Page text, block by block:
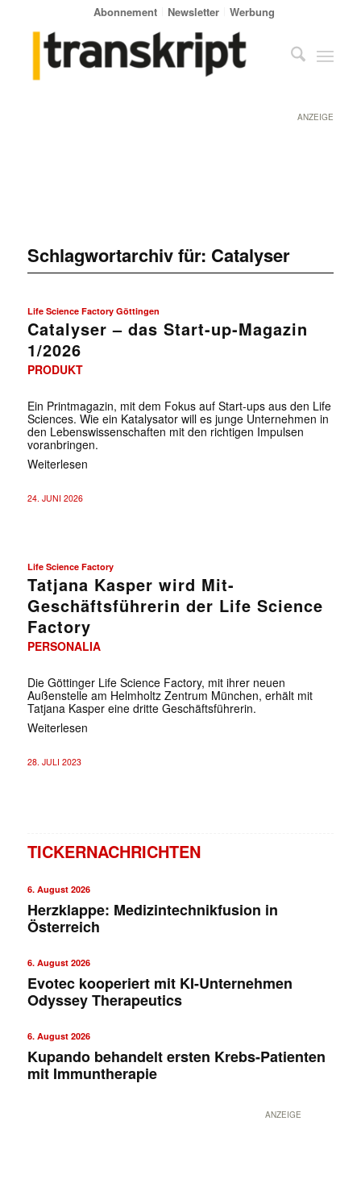
Abonnement Newsletter Werbung
ANZEIGE
Schlagwortarchiv für: Catalyser
Life Science Factory Göttingen
Catalyser – das Start-up-Magazin
1/2026
PRODUKT
Ein Printmagazin, mit dem Fokus auf Start-ups aus den Life
Sciences. Wie ein Katalysator will es junge Unternehmen in
den Lebenswissenschaften mit den richtigen Impulsen
voranbringen.
Weiterlesen
24. JUNI 2026
Life Science Factory
Tatjana Kasper wird Mit-
Geschäftsführerin der Life Science
Factory
PERSONALIA
Die Göttinger Life Science Factory, mit ihrer neuen
Außenstelle am Helmholtz Zentrum München, erhält mit
Tatjana Kasper eine dritte Geschäftsführerin.
Weiterlesen
28. JULI 2023
TICKERNACHRICHTEN
6. August 2026
Herzklappe: Medizintechnikfusion in
Österreich
6. August 2026
Evotec kooperiert mit KI-Unternehmen
Odyssey Therapeutics
6. August 2026
Kupando behandelt ersten Krebs-Patienten
mit Immuntherapie
ANZEIGE